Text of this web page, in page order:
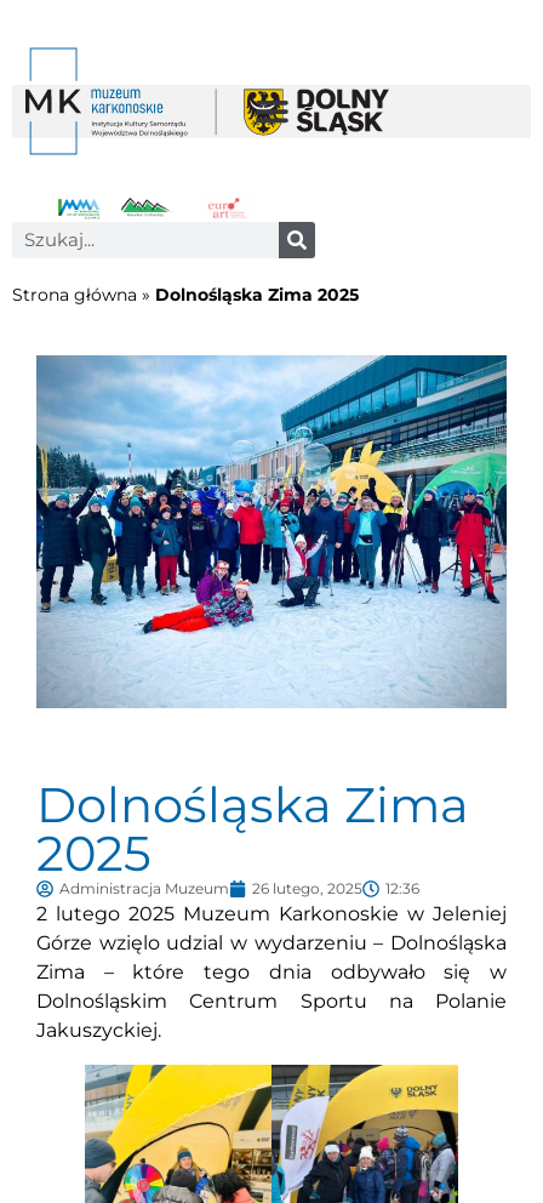
Strona główna » Dolnośląska Zima 2025
Dolnośląska Zima
2025
Administracja Muzeum 26 lutego, 2025 12:36
2 lutego 2025 Muzeum Karkonoskie w Jeleniej
Górze wzięlo udzial w wydarzeniu – Dolnośląska
Zima – które tego dnia odbywało się w
Dolnośląskim Centrum Sportu na Polanie
Jakuszyckiej.